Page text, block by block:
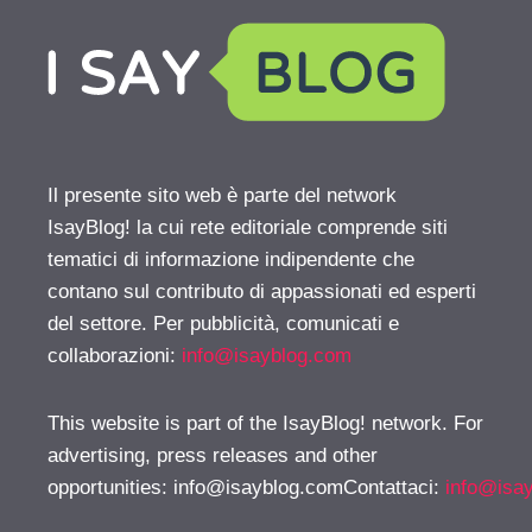
Il presente sito web è parte del network
IsayBlog! la cui rete editoriale comprende siti
tematici di informazione indipendente che
contano sul contributo di appassionati ed esperti
del settore. Per pubblicità, comunicati e
collaborazioni: info@isayblog.com
This website is part of the IsayBlog! network. For
advertising, press releases and other
opportunities: info@isayblog.comContattaci: